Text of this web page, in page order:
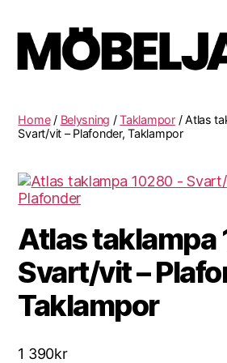
Home/ Belysning /Taklampor/ Atlas
Svart/vit – Plafonder, Taklampor
Atlas taklampa
Svart/vit –
Taklampor
1 390kr